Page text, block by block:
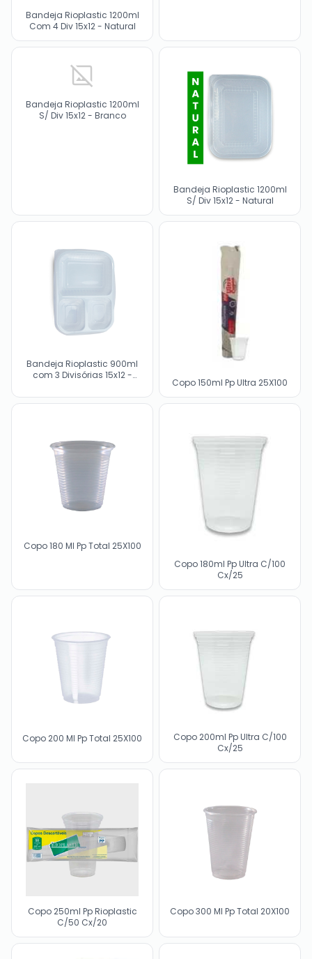
Bandeja Rioplastic 1200ml
Com 4 Div 15x12 - Natural
Bandeja Rioplastic 1200ml
S/ Div 15x12 - Branco
Bandeja Rioplastic 1200ml
S/ Div 15x12 - Natural
Bandeja Rioplastic 900ml
com 3 Divisórias 15x12 -
Copo 150ml Pp Ultra 25X100
Copo 180 Ml Pp Total 25X100
Copo 180ml Pp Ultra C/100
Cx/25
Copo 200 Ml Pp Total 25X100
Copo 200ml Pp Ultra C/100
Cx/25
Copo 250ml Pp Rioplastic
C/50 Cx/20
Copo 300 Ml Pp Total 20X100